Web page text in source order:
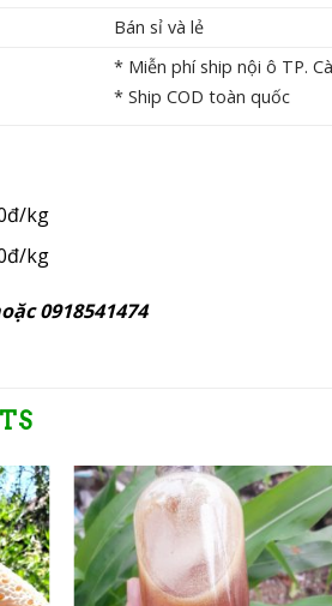
Bán sỉ và lẻ
* Miễn phí ship nội ô TP.
* Ship COD toàn quốc
kg
kg
0918541474
to